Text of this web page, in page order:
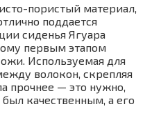
пористый материал,
поддается
сиденья Ягуара
первым этапом
Используемая для
волокон, скрепляя
прочнее — это нужно,
качественным, а его